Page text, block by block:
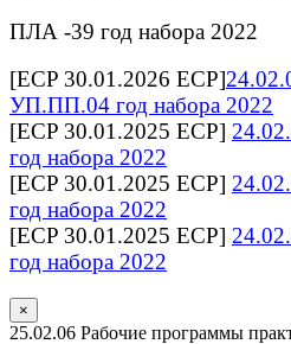
ПЛА -39 год набора 2022
[ECP 30.01.2026 ECP]
УП.ПП.04 год набора 2022
[ECP 30.01.2025 ECP]
год набора 2022
[ECP 30.01.2025 ECP]
год набора 2022
[ECP 30.01.2025 ECP]
год набора 2022
×
25.02.06 Рабочие программы